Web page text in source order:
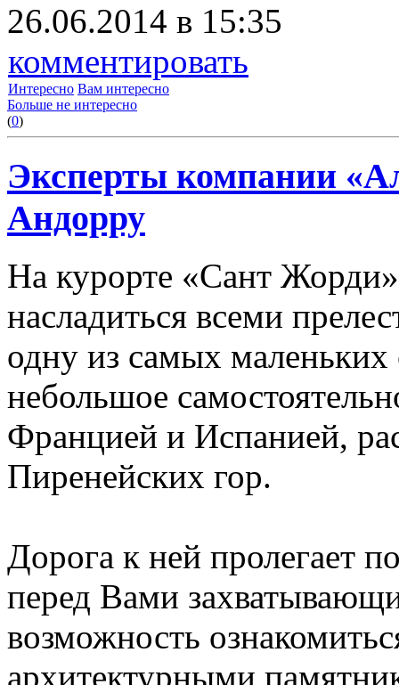
26.06.2014 в 15:35
комментировать
Интересно Вам интересно
Больше не интересно
(0)
Эксперты компании
Андорру
На курорте «Сант
насладиться всеми
одну из самых
небольшое
Францией и Испанией,
Пиренейских гор.
Дорога к ней пролегает
перед Вами
возможность
архитектурными